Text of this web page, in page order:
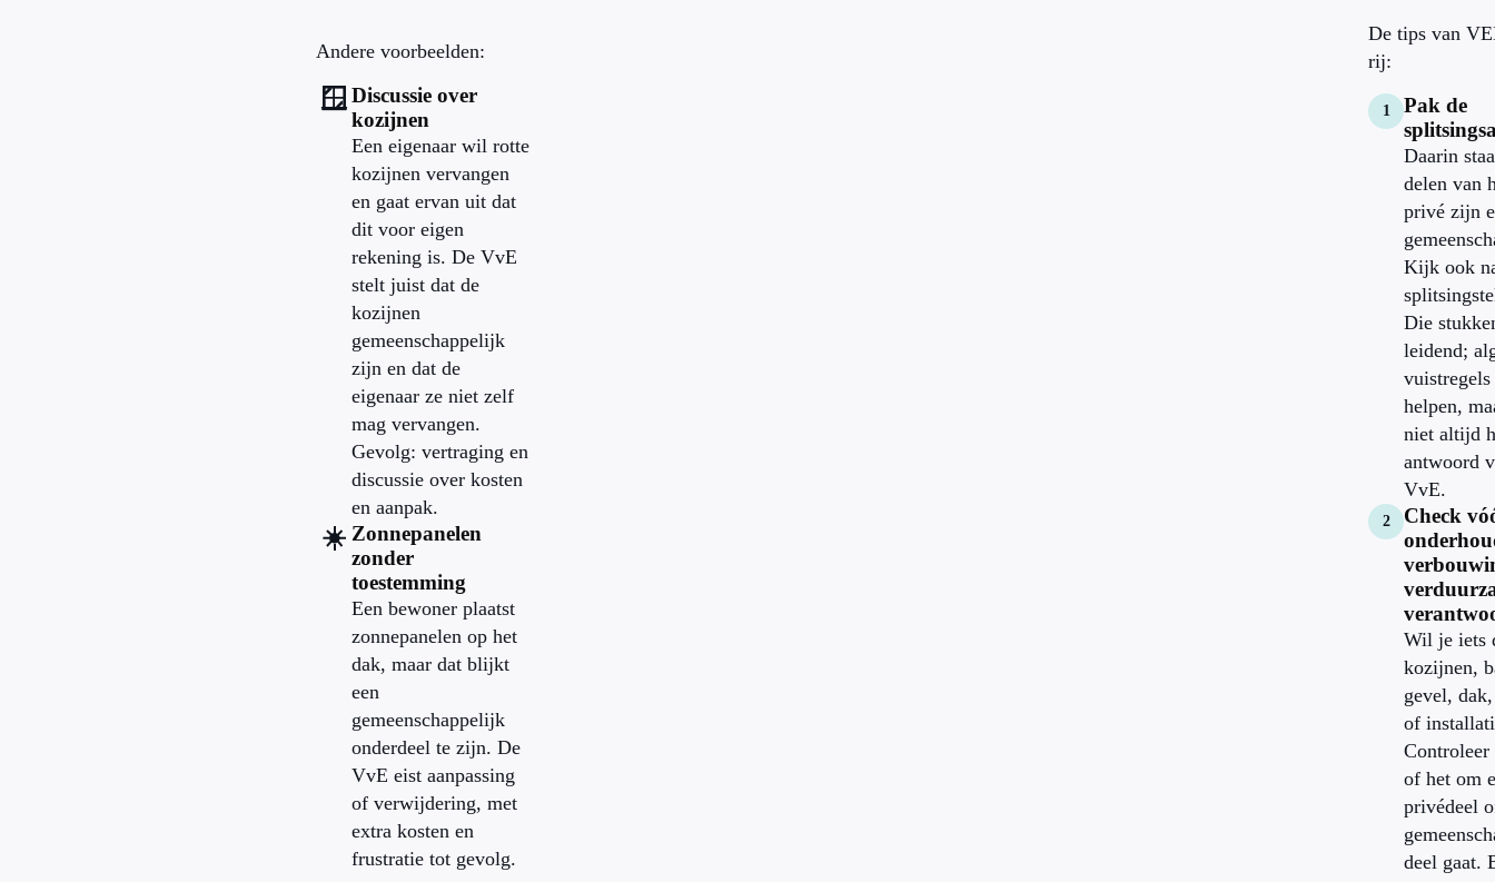
Andere voorbeelden:
🪟 Discussie over
kozijnen
Een eigenaar wil rotte
kozijnen vervangen
en gaat ervan uit dat
dit voor eigen
rekening is. De VvE
stelt juist dat de
kozijnen
gemeenschappelijk
zijn en dat de
eigenaar ze niet zelf
mag vervangen.
Gevolg: vertraging en
discussie over kosten
en aanpak.
☀️ Zonnepanelen
zonder
toestemming
Een bewoner plaatst
zonnepanelen op het
dak, maar dat blijkt
een
gemeenschappelijk
onderdeel te zijn. De
VvE eist aanpassing
of verwijdering, met
extra kosten en
frustratie tot gevolg.
De tips van
rij:
Pak de
Daarin
delen van
privé zijn
Kijk ook
Die
leidend;
helpen,
niet altijd
antwoord
VvE.
Check
Wil je iets
kozijnen,
gevel,
of
Controleer
of het om
privédeel
deel gaat.